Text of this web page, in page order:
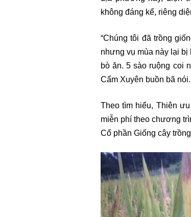
không đáng kể, riêng
“Chúng tôi đã trồng
nhưng vụ mùa này lại bị
bò ăn. 5 sào ruộng coi
Cẩm Xuyên buồn bã nói.
Theo tìm hiểu, Thiên
miễn phí theo chương
Cổ phần Giống cây